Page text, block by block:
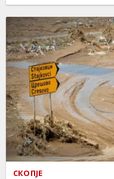
СКОПЈЕ